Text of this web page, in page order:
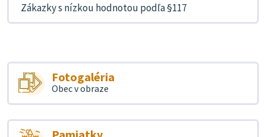
Zákazky s nízkou hodnotou podľa §117
Fotogaléria
Obec v obraze